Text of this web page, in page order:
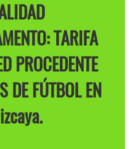
TARIFA
PROCEDENTE
DE FÚTBOL EN